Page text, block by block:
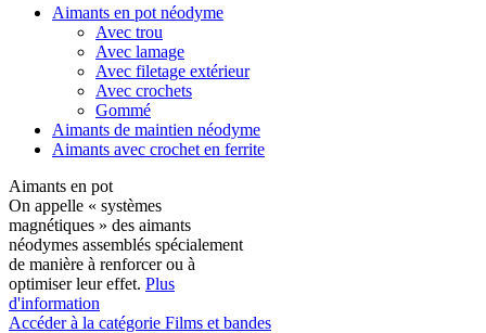
Aimants en pot néodyme
Avec trou
Avec lamage
Avec filetage extérieur
Avec crochets
Gommé
Aimants de maintien néodyme
Aimants avec crochet en ferrite
Aimants en pot
On appelle « systèmes
magnétiques » des aimants
néodymes assemblés spécialement
de manière à renforcer ou à
optimiser leur effet. Plus
d'information
Accéder à la catégorie Films et bandes